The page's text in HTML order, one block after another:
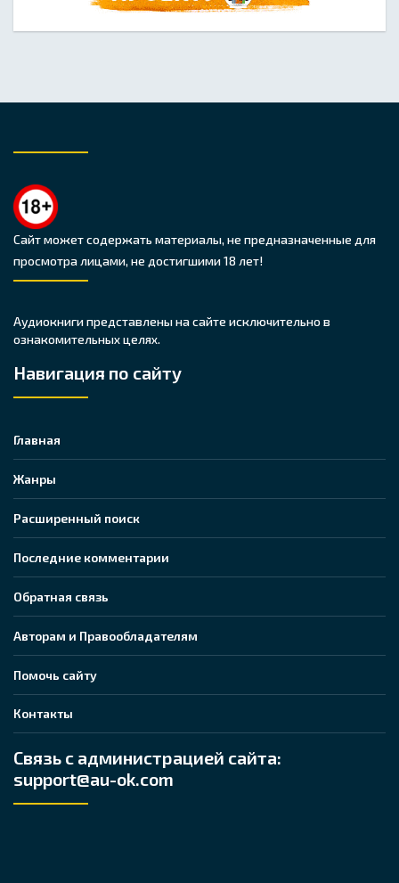
Сайт может содержать материалы, не предназначенные для
просмотра лицами, не достигшими 18 лет!
Аудиокниги представлены на сайте исключительно в
ознакомительных целях.
Навигация по сайту
Главная
Жанры
Расширенный поиск
Последние комментарии
Обратная связь
Авторам и Правообладателям
Помочь сайту
Контакты
Связь с администрацией сайта:
support@au-ok.com